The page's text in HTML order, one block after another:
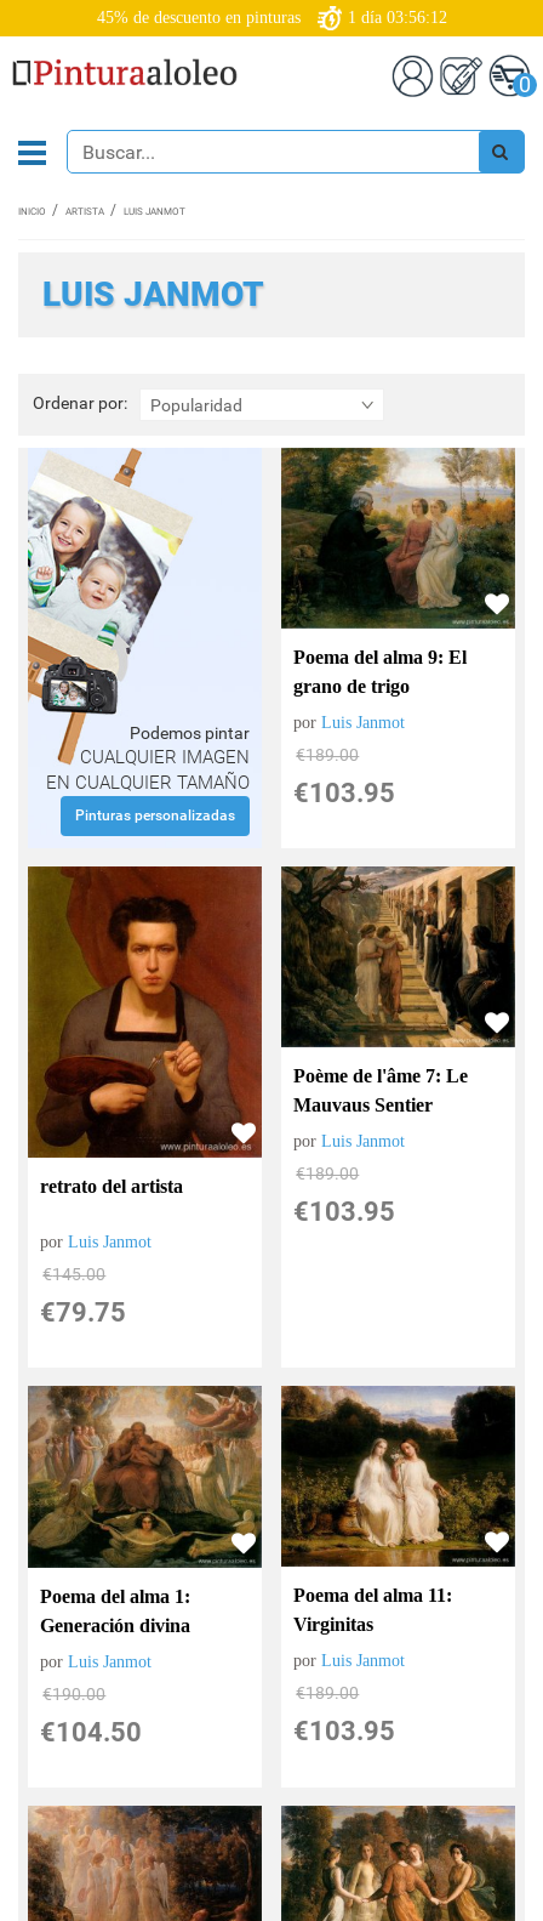
45% de descuento en pinturas 1 día 03:56:11
0
INICIO ARTISTA LUIS JANMOT
LUIS JANMOT
Ordenar por: Popularidad
Ordenar
por:
Podemos pintar
CUALQUIER IMAGEN
EN CUALQUIER TAMAÑO
Pinturas personalizadas
Poema del alma 9: El
grano de trigo
porLuis Janmot
€189.00
€103.95
retrato del artista
porLuis Janmot
€145.00
€79.75
Poème de l'âme 7: Le
Mauvaus Sentier
porLuis Janmot
€189.00
€103.95
Poema del alma 1:
Generación divina
porLuis Janmot
€190.00
€104.50
Poema del alma 11:
Virginitas
porLuis Janmot
€189.00
€103.95